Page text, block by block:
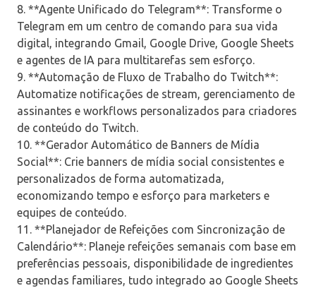
8. **Agente Unificado do Telegram**: Transforme o
Telegram em um centro de comando para sua vida
digital, integrando Gmail, Google Drive, Google Sheets
e agentes de IA para multitarefas sem esforço.
9. **Automação de Fluxo de Trabalho do Twitch**:
Automatize notificações de stream, gerenciamento de
assinantes e workflows personalizados para criadores
de conteúdo do Twitch.
10. **Gerador Automático de Banners de Mídia
Social**: Crie banners de mídia social consistentes e
personalizados de forma automatizada,
economizando tempo e esforço para marketers e
equipes de conteúdo.
11. **Planejador de Refeições com Sincronização de
Calendário**: Planeje refeições semanais com base em
preferências pessoais, disponibilidade de ingredientes
e agendas familiares, tudo integrado ao Google Sheets